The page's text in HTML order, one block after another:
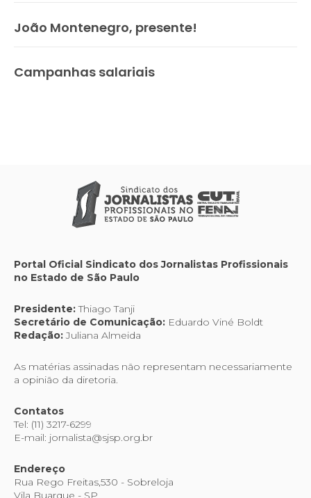
João Montenegro, presente!
Campanhas salariais
Portal Oficial Sindicato dos Jornalistas Profissionais
no Estado de São Paulo
Presidente:Thiago Tanji
Secretário de Comunicação: Eduardo Viné Boldt
Redação:Juliana Almeida
As matérias assinadas não representam necessariamente
a opinião da diretoria.
Contatos
Tel: (11) 3217-6299
E-mail: jornalista@sjsp.org.br
Endereço
Rua Rego Freitas,530 - Sobreloja
Vila Buarque - SP